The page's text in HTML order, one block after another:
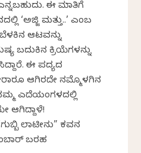
ಈ ಮಾತಿಗೆ
‘ಅಜ್ಜಿ ಮತ್ತು..’ ಎಂಬ
ಆಟವನ್ನು
ಬದುಕಿನ ಕ್ರಿಯೆಗಳನ್ನು
ಈ ಪದ್ಯದ
ಆಗಿರದೇ ನಮ್ಮೊಳಗಿನ
ಎದೆಯಂಗಳದಲ್ಲಿ
ಆಗಿದ್ದಾಳೆ!
ಲಾಟೀನು” ಕವನ
ಬರಹ